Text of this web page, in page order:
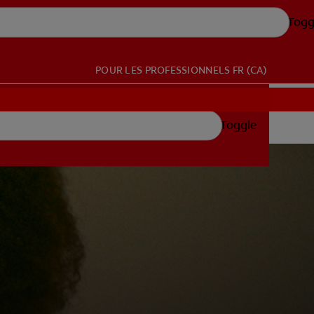
POUR LES PROFESSIONNELS FR (CA)
Toggle